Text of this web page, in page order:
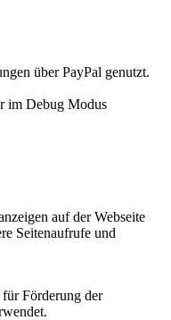
über PayPal genutzt.
im Debug Modus
auf der Webseite
Seitenaufrufe und
Förderung der